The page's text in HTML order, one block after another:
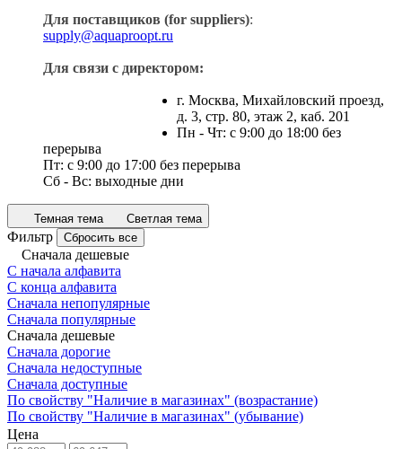
Для поставщиков (for suppliers):
supply@aquaproopt.ru
Для связи с директором:
г. Москва, Михайловский проезд,
д. 3, стр. 80, этаж 2, каб. 201
Пн - Чт: с 9:00 до 18:00 без
перерыва
Пт: с 9:00 до 17:00 без перерыва
Сб - Вс: выходные дни
Темная тема Светлая тема
Фильтр Сбросить все
Сначала дешевые
С начала алфавита
С конца алфавита
Сначала непопулярные
Сначала популярные
Сначала дешевые
Сначала дорогие
Сначала недоступные
Сначала доступные
По свойству "Наличие в магазинах" (возрастание)
По свойству "Наличие в магазинах" (убывание)
Цена